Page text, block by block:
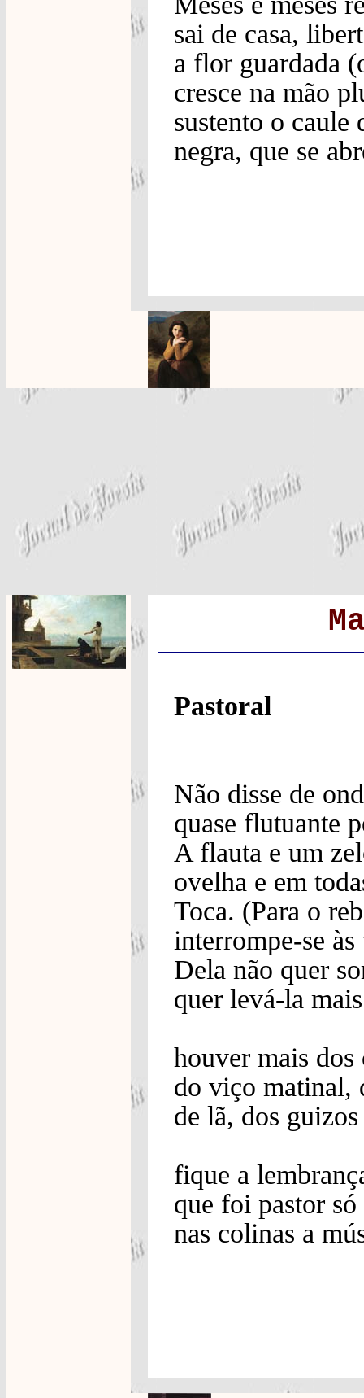
sai de casa,
a flor guardada
cresce na mão
sustento o caule
negra, que se
Pastoral
Não disse de
quase flutuante
A flauta e um
ovelha e em
Toca. (Para o
interrompe-se
Dela não quer
quer levá-la
houver mais dos
do viço matinal,
de lã, dos
fique a
que foi pastor
nas colinas a